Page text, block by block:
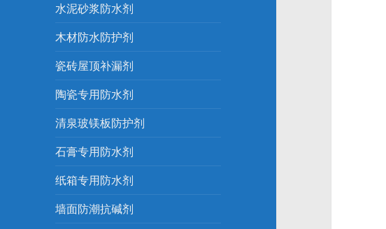
水泥砂浆防水剂
木材防水防护剂
瓷砖屋顶补漏剂
陶瓷专用防水剂
清泉玻镁板防护剂
石膏专用防水剂
纸箱专用防水剂
墙面防潮抗碱剂